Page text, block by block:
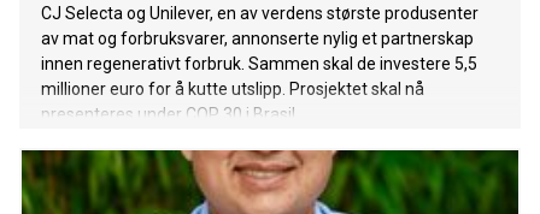
CJ Selecta og Unilever, en av verdens største produsenter
av mat og forbruksvarer, annonserte nylig et partnerskap
innen regenerativt forbruk. Sammen skal de investere 5,5
millioner euro for å kutte utslipp. Prosjektet skal nå
presenteres under COP 30 i Brasil.